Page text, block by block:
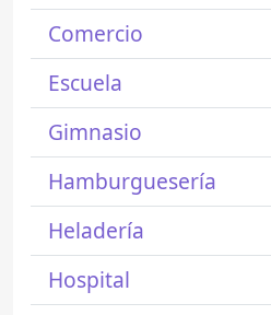
Comercio
Escuela
Gimnasio
Hamburguesería
Heladería
Hospital